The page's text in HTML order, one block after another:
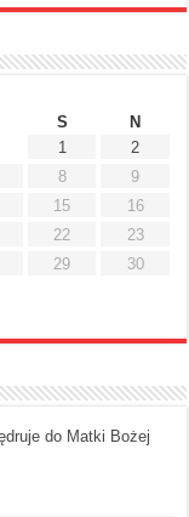
S
N
1
2
8
9
15
16
22
23
29
30
do Matki Bożej